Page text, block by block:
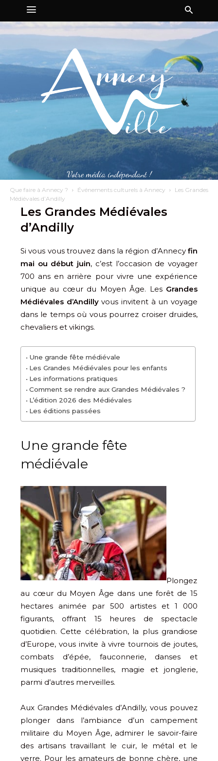
Votre média indépendant !
Que faire à Annecy ? Événements culturels à Annecy
Les Grandes
Médiévales d’Andilly
Les Grandes Médiévales
d’Andilly
Si vous vous trouvez dans la région d’Annecy fin
mai ou début juin, c’est l’occasion de voyager
700 ans en arrière pour vivre une expérience
unique au cœur du Moyen Âge. Les Grandes
Médiévales d’Andillyvous invitent à un voyage
dans le temps où vous pourrez croiser druides,
chevaliers et vikings.
Une grande fête médiévale
Les Grandes Médiévales pour les enfants
Les informations pratiques
Comment se rendre aux Grandes Médiévales ?
L’édition 2026 des Médiévales
Les éditions passées
Une grande fête
médiévale
Plongez
au cœur du Moyen Âge dans une forêt de 15
hectares animée par 500 artistes et 1 000
figurants, offrant 15 heures de spectacle
quotidien. Cette célébration, la plus grandiose
d’Europe, vous invite à vivre tournois de joutes,
combats d’épée, fauconnerie, danses et
musiques traditionnelles, magie et jonglerie,
parmi d’autres merveilles.
Aux Grandes Médiévales d’Andilly, vous pouvez
plonger dans l’ambiance d’un campement
militaire du Moyen Âge, admirer le savoir-faire
des artisans travaillant le cuir, le métal et le
verre. Pour les amateurs de bonne chère, une